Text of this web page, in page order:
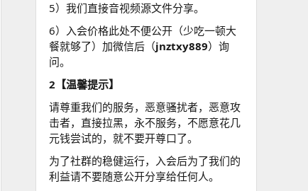
5）我们直接音视频源文件分享。
6）入会价格此处不便公开（少吃一顿大
餐就够了）加微信后（jnztxy889）询
问。
2【温馨提示】
请尊重我们的服务，恶意骚扰者，恶意攻
击者，直接拉黑，永不服务，不愿意花几
元钱尝试的，就不要开尊口了。
为了社群的稳健运行，入会后为了我们的
利益请不要随意公开分享给任何人。